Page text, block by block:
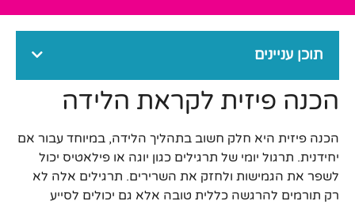
תוכן עניינים
הכנה פיזית לקראת הלידה
הכנה פיזית היא חלק חשוב בתהליך הלידה, במיוחד עבור אם
יחידנית. תרגול יומי של תרגילים כגון יוגה או פילאטיס יכול
לשפר את הגמישות ולחזק את השרירים. תרגילים אלה לא
רק תורמים להרגשה כללית טובה אלא גם יכולים לסייע